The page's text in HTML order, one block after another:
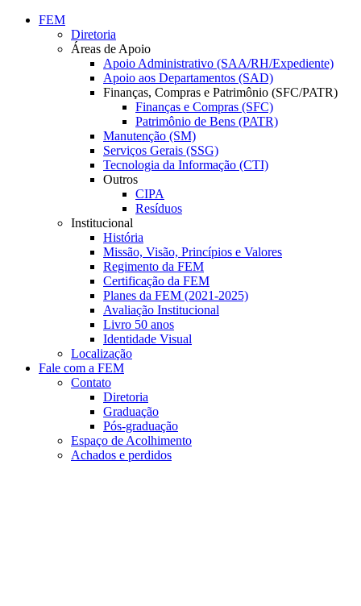
Conteúdo principal
FEM
Diretoria
Áreas de Apoio
Apoio Administrativo (SAA/RH/Expediente)
Apoio aos Departamentos (SAD)
Finanças, Compras e Patrimônio (SFC/PATR)
Finanças e Compras (SFC)
Patrimônio de Bens (PATR)
Manutenção (SM)
Serviços Gerais (SSG)
Tecnologia da Informação (CTI)
Outros
CIPA
Resíduos
Institucional
História
Missão, Visão, Princípios e Valores
Regimento da FEM
Certificação da FEM
Planes da FEM (2021-2025)
Avaliação Institucional
Livro 50 anos
Identidade Visual
Localização
Fale com a FEM
Contato
Diretoria
Graduação
Pós-graduação
Espaço de Acolhimento
Achados e perdidos